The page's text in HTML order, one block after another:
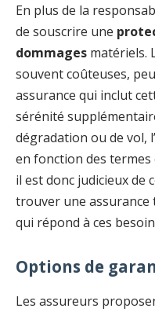
En plus de la
de souscrire une
dommages matériels.
souvent coûteuses,
assurance qui inclut
sérénité
dégradation ou de vol,
en fonction des
il est donc judicieux
trouver une
qui répond à ces
Options de
Les assureurs